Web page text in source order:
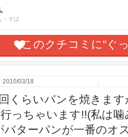
・そば
このクチコミに“ぐ
2010/03/18
くらいパンを焼きま
っちゃいます!!(私は
バターパンが一番のオ